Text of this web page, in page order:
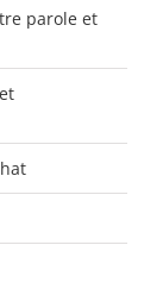
parole et